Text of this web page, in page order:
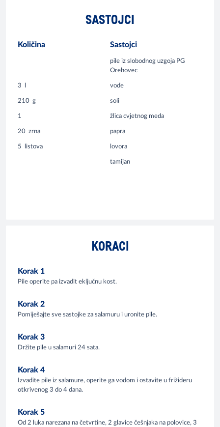
SASTOJCI
Količina Sastojci
pile iz slobodnog uzgoja PG
Orehovec
3 vode
210 g soli
1 žlica cvjetnog meda
20 zrna papra
5 listova lovora
tamijan
KORACI
Korak 1
Pile operite pa izvadit eključnu kost.
Korak 2
Pomiješajte sve sastojke za salamuru i uronite pile.
Korak 3
Držite pile u salamuri 24 sata.
Korak 4
Izvadite pile iz salamure, operite ga vodom i ostavite u frižideru
otkrivenog 3 do 4 dana.
Korak 5
Od 2 luka narezana na četvrtine, 2 glavice češnjaka na polovice, 3